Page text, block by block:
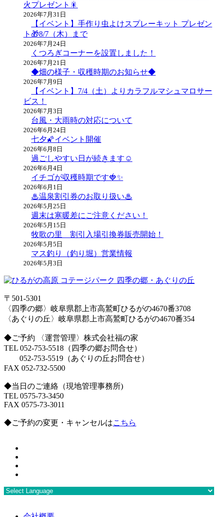
火プレゼント🎇
2026年7月31日
【イベント】手作り虫よけスプレーキット プレゼン
ト🎁8/7（木）まで
2026年7月24日
くつろぎコーナーを設置しました！
2026年7月21日
◆畑の様子・収穫時期のお知らせ◆
2026年7月9日
【イベント】7/4（土）よりカラフルマシュマロサー
ビス！
2026年7月3日
台風・大雨時の対応について
2026年6月24日
七夕🌠イベント開催
2026年6月8日
過ごしやすい日が続きます☺
2026年6月4日
イチゴが収穫時期です🍓✨
2026年6月1日
♨温泉割引券のお取り扱い♨
2026年5月25日
週末は寒暖差にご注意ください！
2026年5月15日
牧歌の里 割引入場引換券販売開始！
2026年5月5日
マス釣り（釣り堀）営業情報
2026年5月3日
〒501-5301
〈四季の郷〉岐阜県郡上市高鷲町ひるがの4670番3708
〈あぐりの丘〉岐阜県郡上市高鷲町ひるがの4670番354
◆ご予約 〈運営管理〉株式会社福の家
TEL 052-753-5518（四季の郷お問合せ）
052-753-5519（あぐりの丘お問合せ）
FAX 052-732-5500
◆当日のご連絡（現地管理事務所)
TEL 0575-73-3450
FAX 0575-73-3011
◆ご予約の変更・キャンセルはこちら